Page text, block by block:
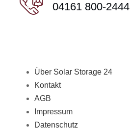
04161 800-2444
Über Solar Storage 24
Kontakt
AGB
Impressum
Datenschutz